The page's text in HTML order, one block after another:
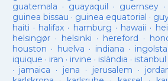
guatemala · guayaquil · guernsey·
guinea bissau · guinea equatorial ·
haiti · halifax · hamburg · hawaii ·
helsingør· helsinki · hereford ·
houston · huelva · indiana ·
iquique · iran · irvine · islàndia · istanbul
· jamaica · jena · jerusalem ·